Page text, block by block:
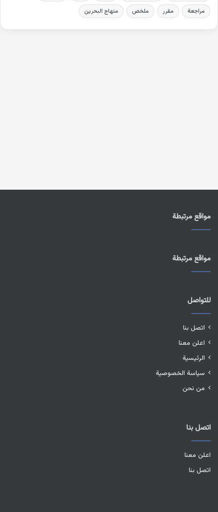
مراجعة
مقرر ملخص منهاج البحرين
مواقع مرتبطة
مواقع مرتبطة
للتواصل
اتصل بنا
اعلن معنا
الرئيسية
سياسة الخصوصية
من نحن
اتصل بنا
اعلن معنا
اتصل بنا